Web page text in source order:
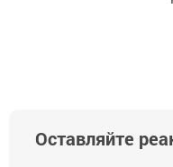
Оставляйте